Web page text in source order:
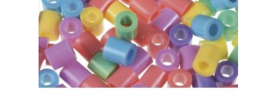
auf
der
Produktseite
gewählt
werden